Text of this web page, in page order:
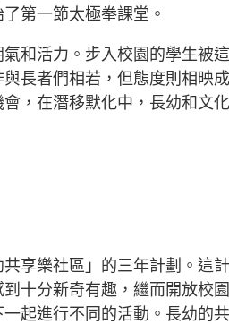
第一節太極拳課堂。
和活力。步入校園的學生被
長者們相若，但態度則相映
，在潛移默化中，長幼和文
享樂社區」的三年計劃。這
十分新奇有趣，繼而開放校
起進行不同的活動。長幼的